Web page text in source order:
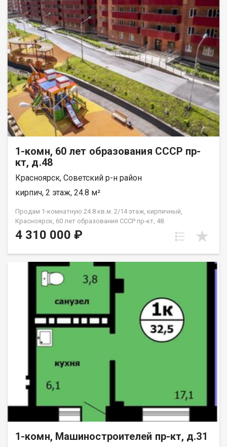
1-комн, 60 лет образования СССР пр-
кт, д.48
Красноярск, Советский р-н район
кирпич, 2 этаж, 24.8 м²
Продам 1-комнатную 24.8 кв.м. 2/14 этаж, кирпичный,
Красноярск, 60 лет образования СССР пр-кт, 48.
4 310 000 ₽
1-комн, Машиностроителей пр-кт, д.31